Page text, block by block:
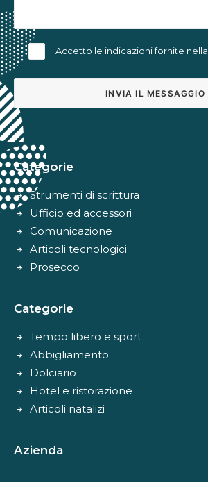
Accetto le indicazioni fornite nella
Categorie
Strumenti di scrittura
Ufficio ed accessori
Comunicazione
Articoli tecnologici
Prosecco
Categorie
Tempo libero e sport
Abbigliamento
Dolciario
Hotel e ristorazione
Articoli natalizi
Azienda